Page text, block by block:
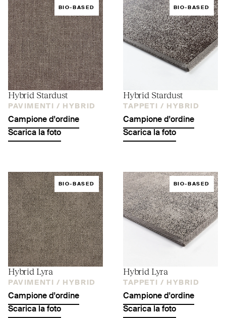
BIO-BASED
Hybrid Stardust
PAVIMENTI / HYBRID
Campione d'ordine
Scarica la foto
BIO-BASED
Hybrid Stardust
TAPPETI / HYBRID
Campione d'ordine
Scarica la foto
BIO-BASED
Hybrid Lyra
PAVIMENTI / HYBRID
Campione d'ordine
Scarica la foto
BIO-BASED
Hybrid Lyra
TAPPETI / HYBRID
Campione d'ordine
Scarica la foto